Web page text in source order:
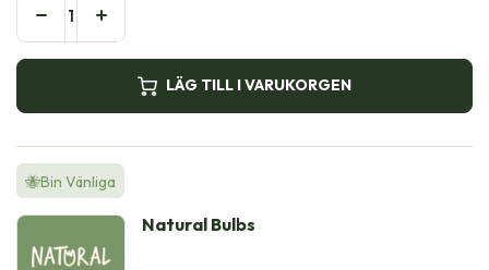
LÄG TILL I VARUKORGEN
🐝Bin Vänliga
Natural Bulbs